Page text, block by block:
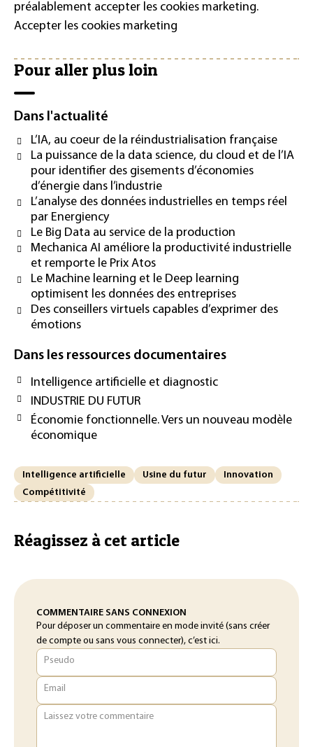
préalablement accepter les cookies marketing.
Accepter les cookies marketing
Pour aller plus loin
Dans l'actualité
L’IA, au coeur de la réindustrialisation française
La puissance de la data science, du cloud et de l’IA
pour identifier des gisements d’économies
d’énergie dans l’industrie
L’analyse des données industrielles en temps réel
par Energiency
Le Big Data au service de la production
Mechanica AI améliore la productivité industrielle
et remporte le Prix Atos
Le Machine learning et le Deep learning
optimisent les données des entreprises
Des conseillers virtuels capables d’exprimer des
émotions
Dans les ressources documentaires
Intelligence artificielle et diagnostic
INDUSTRIE DU FUTUR
Économie fonctionnelle. Vers un nouveau modèle
économique
Intelligence artificielle Usine du futur
Innovation
Compétitivité
Réagissez à cet article
COMMENTAIRE SANS CONNEXION
Pour déposer un commentaire en mode invité (sans créer
de compte ou sans vous connecter), c’est ici.
Pseudo
Email
Laissez votre commentaire